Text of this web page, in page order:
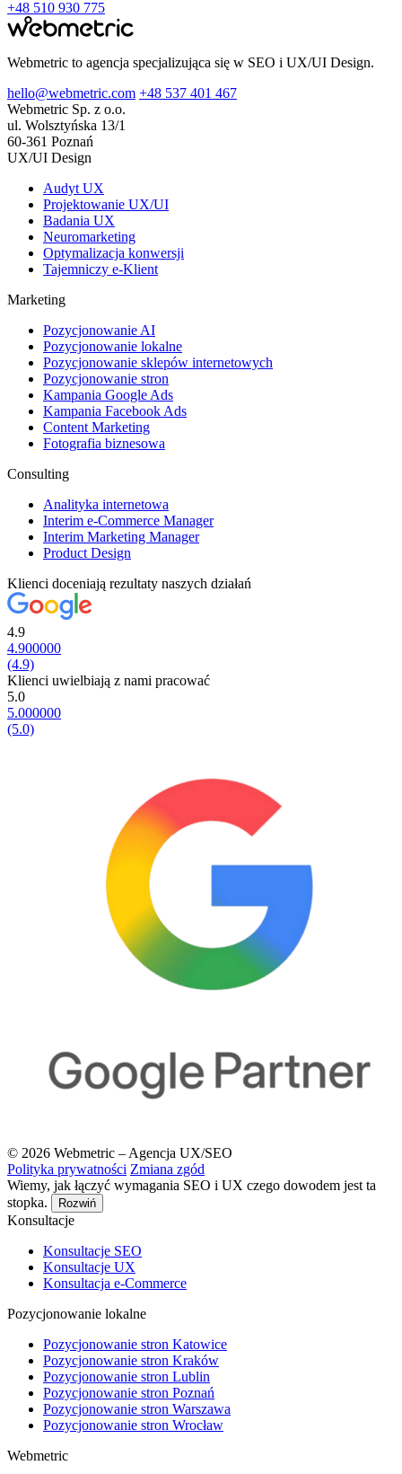
+48 510 930 775
Webmetric to agencja specjalizująca się w SEO i UX/UI Design.
hello@webmetric.com +48 537 401 467
Webmetric Sp. z o.o.
ul. Wolsztyńska 13/1
60-361 Poznań
UX/UI Design
Audyt UX
Projektowanie UX/UI
Badania UX
Neuromarketing
Optymalizacja konwersji
Tajemniczy e-Klient
Marketing
Pozycjonowanie AI
Pozycjonowanie lokalne
Pozycjonowanie sklepów internetowych
Pozycjonowanie stron
Kampania Google Ads
Kampania Facebook Ads
Content Marketing
Fotografia biznesowa
Consulting
Analityka internetowa
Interim e-Commerce Manager
Interim Marketing Manager
Product Design
Klienci doceniają rezultaty naszych działań
4.9
4.900000
(4.9)
Klienci uwielbiają z nami pracować
5.0
5.000000
(5.0)
© 2026 Webmetric – Agencja UX/SEO
Polityka prywatności Zmiana zgód
Wiemy, jak łączyć wymagania SEO i UX czego dowodem jest ta
stopka.
Rozwiń
Konsultacje
Konsultacje SEO
Konsultacje UX
Konsultacja e-Commerce
Pozycjonowanie lokalne
Pozycjonowanie stron Katowice
Pozycjonowanie stron Kraków
Pozycjonowanie stron Lublin
Pozycjonowanie stron Poznań
Pozycjonowanie stron Warszawa
Pozycjonowanie stron Wrocław
Webmetric